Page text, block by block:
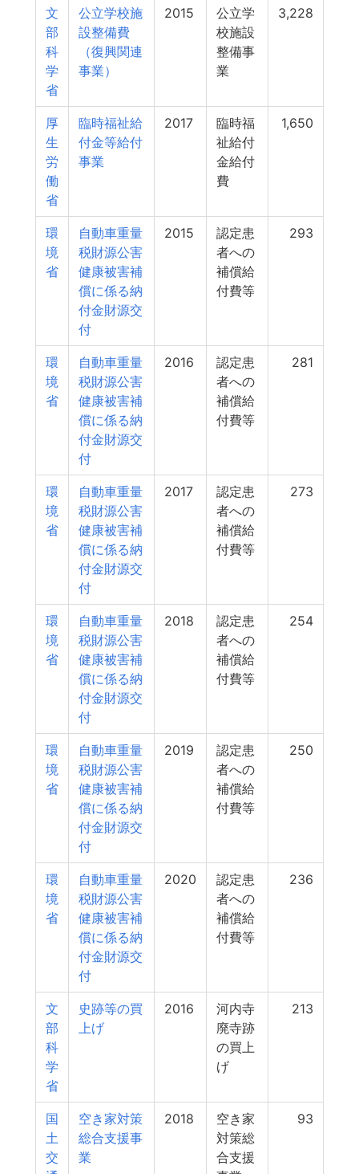
文
部
科
学
省
公立学校施
設整備費
（復興関連
事業）
2015
公立学
校施設
整備事
業
3,228
厚
生
労
働
省
臨時福祉給
付金等給付
事業
2017
臨時福
祉給付
金給付
費
1,650
環
境
省
自動車重量
税財源公害
健康被害補
償に係る納
付金財源交
付
2015
認定患
者への
補償給
付費等
293
環
境
省
自動車重量
税財源公害
健康被害補
償に係る納
付金財源交
付
2016
認定患
者への
補償給
付費等
281
環
境
省
自動車重量
税財源公害
健康被害補
償に係る納
付金財源交
付
2017
認定患
者への
補償給
付費等
273
環
境
省
自動車重量
税財源公害
健康被害補
償に係る納
付金財源交
付
2018
認定患
者への
補償給
付費等
254
環
境
省
自動車重量
税財源公害
健康被害補
償に係る納
付金財源交
付
2019
認定患
者への
補償給
付費等
250
環
境
省
自動車重量
税財源公害
健康被害補
償に係る納
付金財源交
付
2020
認定患
者への
補償給
付費等
236
文
部
科
学
省
史跡等の買
上げ
2016
河内寺
廃寺跡
の買上
げ
213
国
土
交
空き家対策
総合支援事
業
2018
空き家
対策総
合支援
93